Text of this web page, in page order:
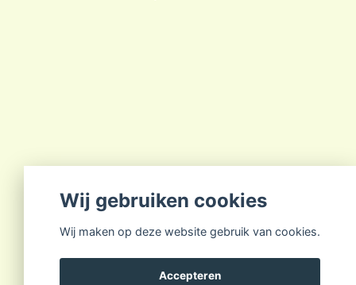
Wij gebruiken cookies
Wij maken op deze website gebruik van cookies.
Accepteren